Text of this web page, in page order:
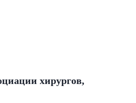
хирургов,